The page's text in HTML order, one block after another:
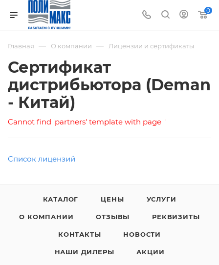
0
Главная — О компании — Лицензии и сертификаты
Сертификат
дистрибьютора (Deman
- Китай)
Cannot find 'partners' template with page ''
Список лицензий
КАТАЛОГ ЦЕНЫ УСЛУГИ
О КОМПАНИИ ОТЗЫВЫ РЕКВИЗИТЫ
КОНТАКТЫ НОВОСТИ
НАШИ ДИЛЕРЫ АКЦИИ